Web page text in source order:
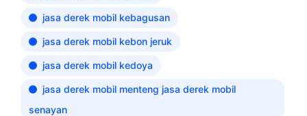
jasa derek mobil kebagusan
jasa derek mobil kebon jeruk
jasa derek mobil kedoya
jasa derek mobil menteng jasa derek mobil
senayan